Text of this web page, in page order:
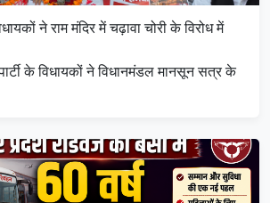
ने राम मंदिर में चढ़ावा चोरी के विरोध में
के विधायकों ने विधानमंडल मानसून सत्र के